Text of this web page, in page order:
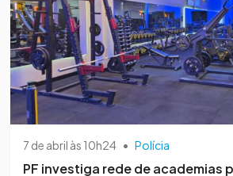
7 de abril às 10h24 • Polícia
PF investiga rede de academias